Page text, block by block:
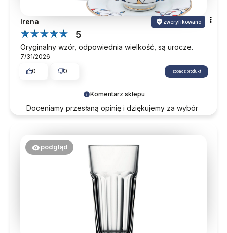
Komentarz sklepu
Doceniamy przesłaną opinię i dziękujemy za wybór
komfortowy. Zapraszamy do ponownych
odwiedzin.
Irena zweryfikowano
5
Oryginalny wzór, odpowiednia wielkość, są urocze.
7/31/2026
0
0 zobacz produkt
podgląd